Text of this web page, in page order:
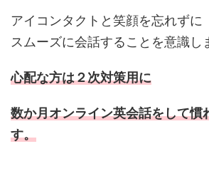
アイコンタクトと笑顔を忘れずに
スムーズに会話することを意識し
心配な方は２次対策用に
数か月オンライン英会話をして慣
す。